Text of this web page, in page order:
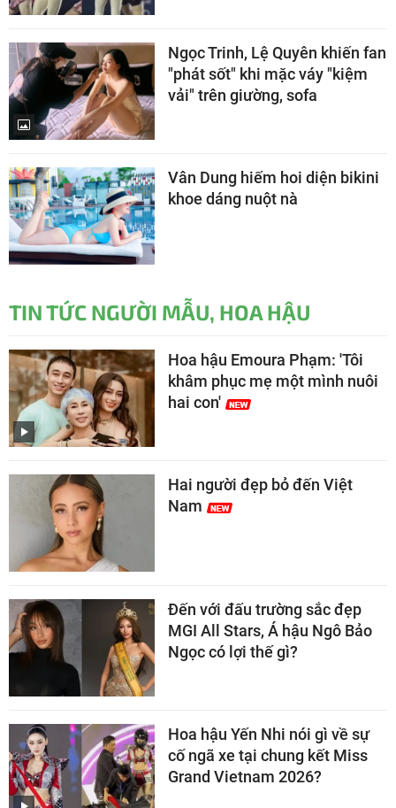
Ngọc Trinh, Lệ Quyên khiến fan
"phát sốt" khi mặc váy "kiệm
vải" trên giường, sofa
Vân Dung hiếm hoi diện bikini
khoe dáng nuột nà
TIN TỨC NGƯỜI MẪU, HOA HẬU
Hoa hậu Emoura Phạm: 'Tôi
khâm phục mẹ một mình nuôi
hai con'
Hai người đẹp bỏ đến Việt
Nam
Đến với đấu trường sắc đẹp
MGI All Stars, Á hậu Ngô Bảo
Ngọc có lợi thế gì?
Hoa hậu Yến Nhi nói gì về sự
cố ngã xe tại chung kết Miss
Grand Vietnam 2026?